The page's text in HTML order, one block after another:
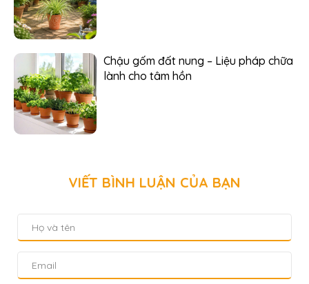
Chậu gốm đất nung – Liệu pháp chữa
lành cho tâm hồn
VIẾT BÌNH LUẬN CỦA BẠN